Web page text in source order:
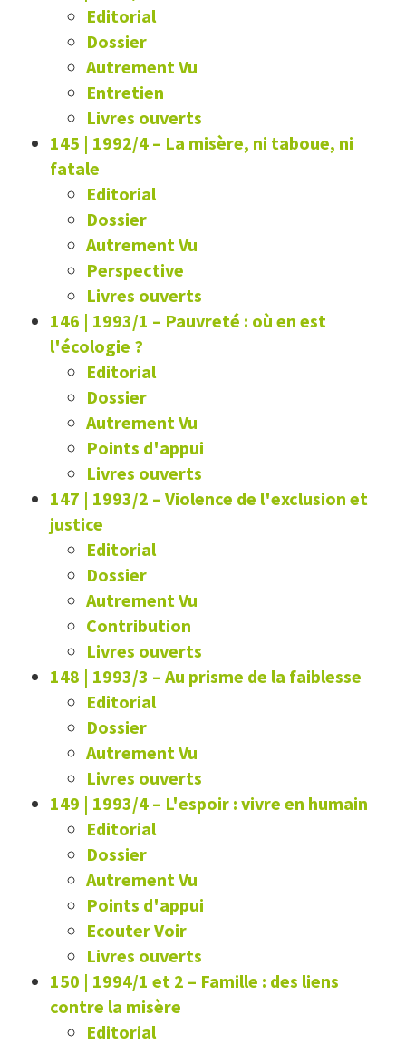
Editorial
Dossier
Autrement Vu
Entretien
Livres ouverts
145 | 1992/4 – La misère, ni taboue, ni
fatale
Editorial
Dossier
Autrement Vu
Perspective
Livres ouverts
146 | 1993/1 – Pauvreté : où en est
l'écologie ?
Editorial
Dossier
Autrement Vu
Points d'appui
Livres ouverts
147 | 1993/2 – Violence de l'exclusion et
justice
Editorial
Dossier
Autrement Vu
Contribution
Livres ouverts
148 | 1993/3 – Au prisme de la faiblesse
Editorial
Dossier
Autrement Vu
Livres ouverts
149 | 1993/4 – L'espoir : vivre en humain
Editorial
Dossier
Autrement Vu
Points d'appui
Ecouter Voir
Livres ouverts
150 | 1994/1 et 2 – Famille : des liens
contre la misère
Editorial